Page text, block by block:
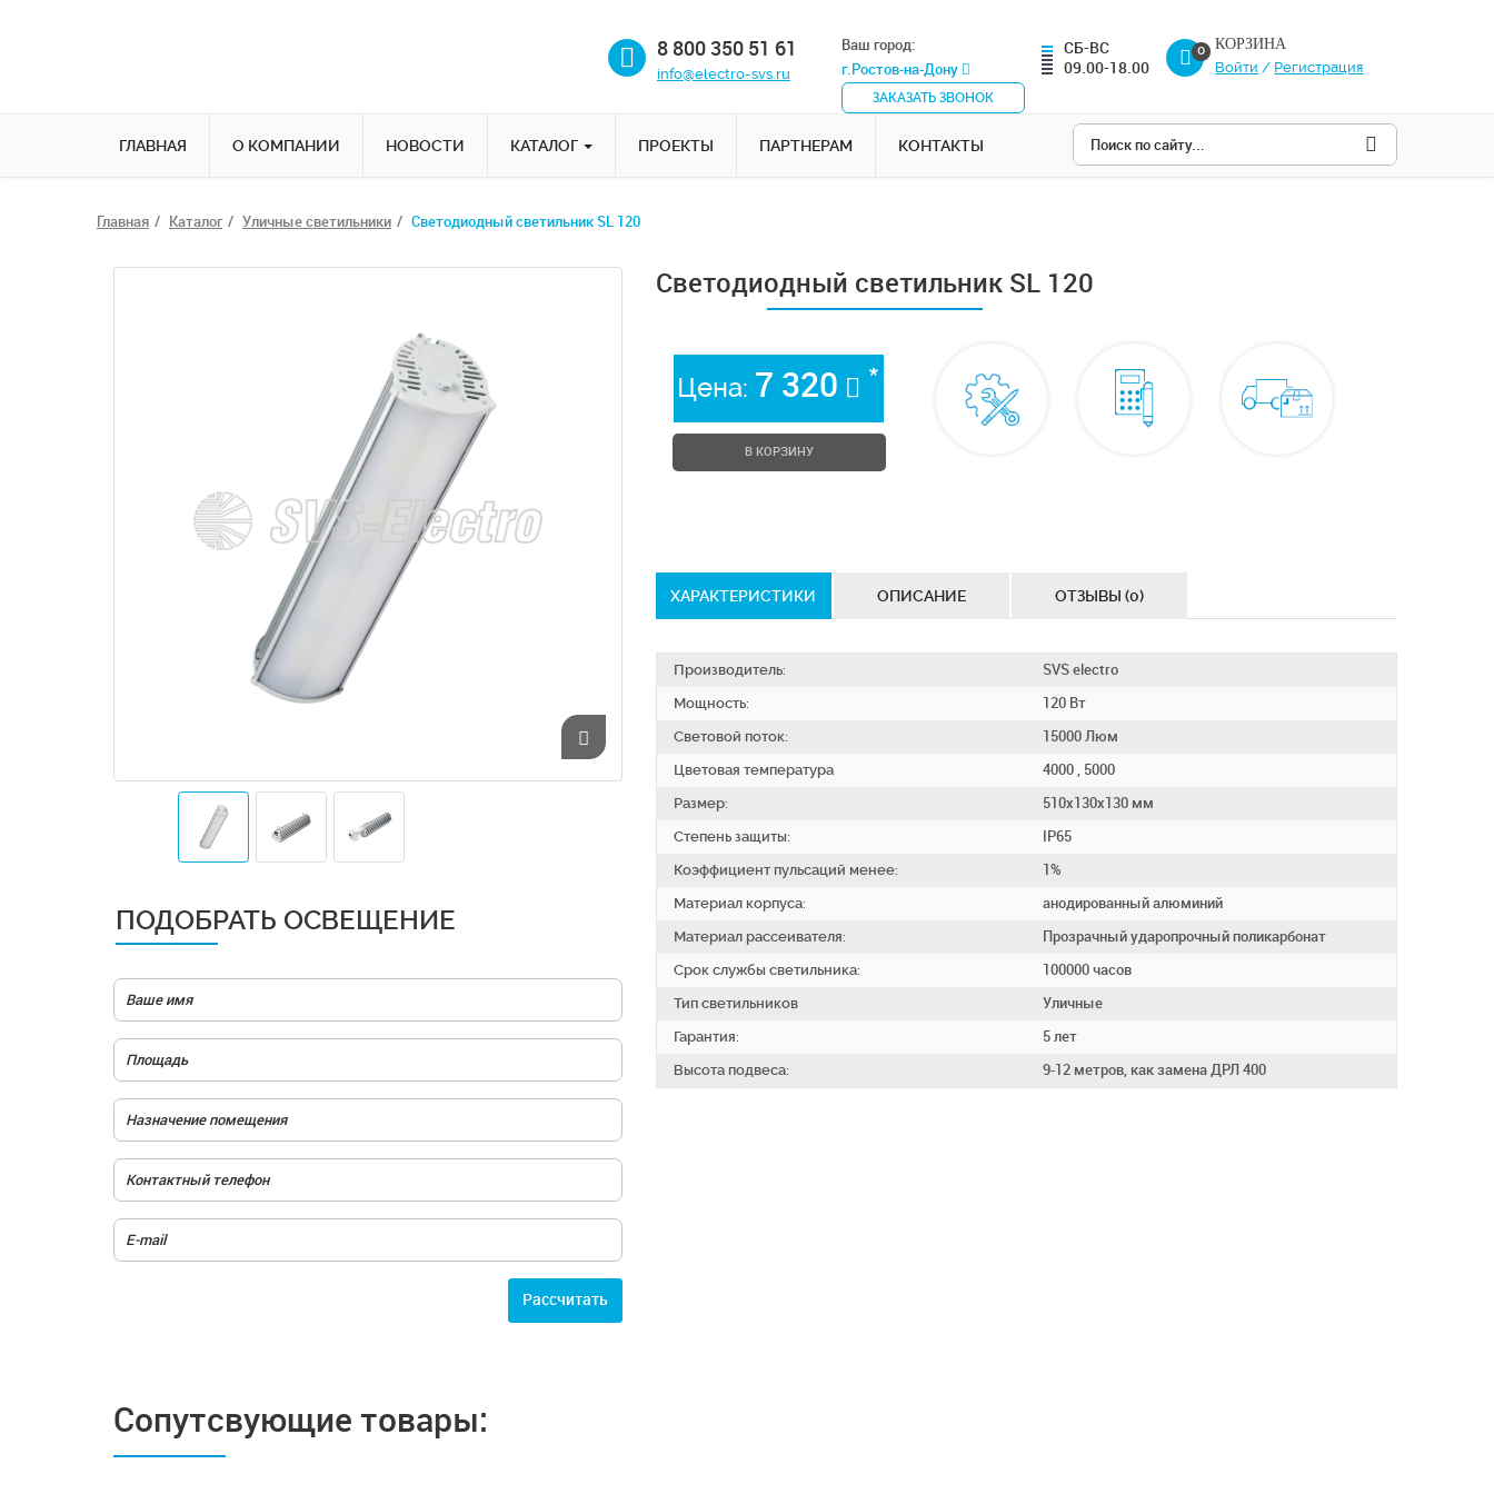
8 800 350 51 61
info@electro-svs.ru
Ваш город:
г.Ростов-на-Дону
ЗАКАЗАТЬ ЗВОНОК
СБ-ВС
09.00-18.00
0
КОРЗИНА
Войти / Регистрация
ГЛАВНАЯ О КОМПАНИИ НОВОСТИ КАТАЛОГ ПРОЕКТЫ ПАРТНЕРАМ КОНТАКТЫ
Главная Каталог Уличные светильники Светодиодный светильник SL 120
ПОДОБРАТЬ ОСВЕЩЕНИЕ
Расcчитать
Светодиодный светильник SL 120
Цена: 7 320 *
В КОРЗИНУ
ХАРАКТЕРИСТИКИ ОПИСАНИЕ ОТЗЫВЫ (0)
Производитель:
SVS electro
Мощность:
120 Вт
Световой поток:
15000 Люм
Цветовая температура
4000 , 5000
Размер:
510х130х130 мм
Степень защиты:
IP65
Коэффициент пульсаций менее:
1%
Материал корпуса:
анодированный алюминий
Материал рассеивателя:
Прозрачный ударопрочный поликарбонат
Срок службы светильника:
100000 часов
Тип светильников
Уличные
Гарантия:
5 лет
Высота подвеса:
9-12 метров, как замена ДРЛ 400
Сопутсвующие товары: